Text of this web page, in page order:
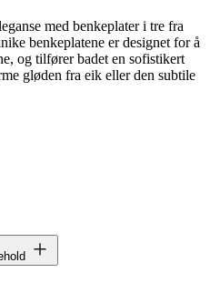
med benkeplater i tre fra
benkeplatene er designet for å
og tilfører badet en sofistikert
gløden fra eik eller den subtile